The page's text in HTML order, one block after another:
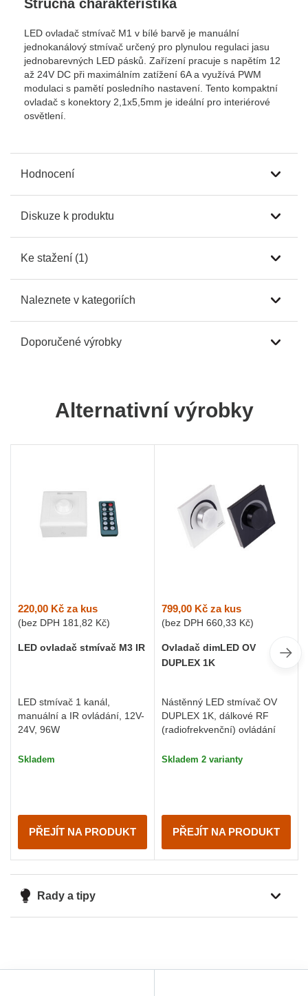
Stručná charakteristika
LED ovladač stmívač M1 v bílé barvě je manuální
jednokanálový stmívač určený pro plynulou regulaci jasu
jednobarevných LED pásků. Zařízení pracuje s napětím 12
až 24V DC při maximálním zatížení 6A a využívá PWM
modulaci s pamětí posledního nastavení. Tento kompaktní
ovladač s konektory 2,1x5,5mm je ideální pro interiérové
osvětlení.
Hodnocení
Diskuze k produktu
Ke stažení (1)
Naleznete v kategoriích
Doporučené výrobky
Alternativní výrobky
220,00 Kč za kus
(bez DPH 181,82 Kč)
LED ovladač stmívač M3 IR
LED stmívač 1 kanál,
manuální a IR ovládání, 12V-
24V, 96W
Skladem
PŘEJÍT NA PRODUKT
799,00 Kč za kus
(bez DPH 660,33 Kč)
Ovladač dimLED OV
DUPLEX 1K
Nástěnný LED stmívač OV
DUPLEX 1K, dálkové RF
(radiofrekvenční) ovládání
Skladem 2 varianty
PŘEJÍT NA PRODUKT
Rady a tipy